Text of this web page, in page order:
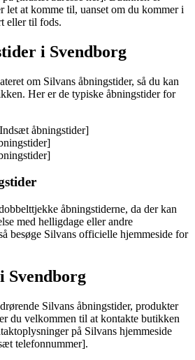
let at komme til, uanset om du kommer i
eller til fods.
i Svendborg
om Silvans åbningstider, så du kan
Her er de typiske åbningstider for
åbningstider]
åbningstiderne, da der kan
med helligdage eller andre
besøge Silvans officielle hjemmeside for
Svendborg
Silvans åbningstider, produkter
du velkommen til at kontakte butikken
på Silvans hjemmeside
telefonnummer].